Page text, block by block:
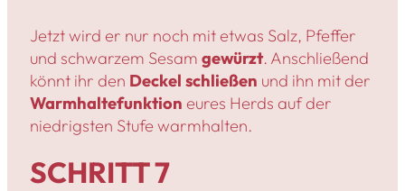
Jetzt wird er nur noch mit etwas Salz, Pfeffer
und schwarzem Sesam gewürzt. Anschließend
könnt ihr den Deckel schließen und ihn mit der
Warmhaltefunktion eures Herds auf der
niedrigsten Stufe warmhalten.
SCHRITT 7